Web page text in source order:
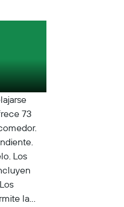
73
Los
la